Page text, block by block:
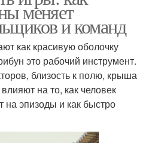
меняет
и команд
как красивую оболочку
это рабочий инструмент.
близость к полю, крыша
на то, как человек
на эпизоды и как быстро